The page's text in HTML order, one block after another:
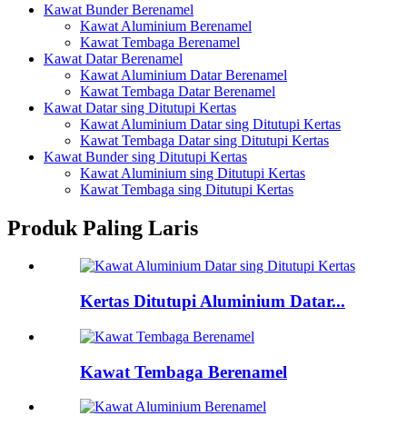
Kawat Bunder Berenamel
Kawat Aluminium Berenamel
Kawat Tembaga Berenamel
Kawat Datar Berenamel
Kawat Aluminium Datar Berenamel
Kawat Tembaga Datar Berenamel
Kawat Datar sing Ditutupi Kertas
Kawat Aluminium Datar sing Ditutupi Kertas
Kawat Tembaga Datar sing Ditutupi Kertas
Kawat Bunder sing Ditutupi Kertas
Kawat Aluminium sing Ditutupi Kertas
Kawat Tembaga sing Ditutupi Kertas
Produk Paling Laris
Kertas Ditutupi Aluminium Datar...
Kawat Tembaga Berenamel